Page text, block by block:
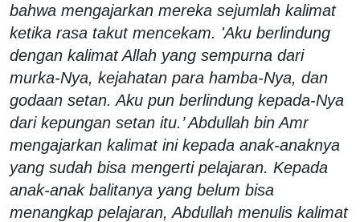
bahwa mengajarkan mereka sejumlah kalimat
ketika rasa takut mencekam. 'Aku berlindung
dengan kalimat Allah yang sempurna dari
murka-Nya, kejahatan para hamba-Nya, dan
godaan setan. Aku pun berlindung kepada-Nya
dari kepungan setan itu.’ Abdullah bin Amr
mengajarkan kalimat ini kepada anak-anaknya
yang sudah bisa mengerti pelajaran. Kepada
anak-anak balitanya yang belum bisa
menangkap pelajaran, Abdullah menulis kalimat